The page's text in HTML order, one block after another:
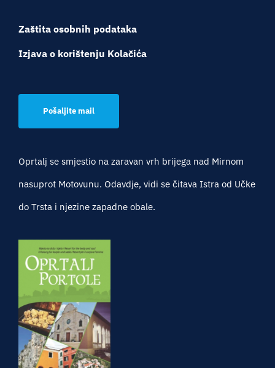
Zaštita osobnih podataka
Izjava o korištenju Kolačića
Pošaljite mail
Oprtalj se smjestio na zaravan vrh brijega nad Mirnom
nasuprot Motovunu. Odavdje, vidi se čitava Istra od Učke
do Trsta i njezine zapadne obale.